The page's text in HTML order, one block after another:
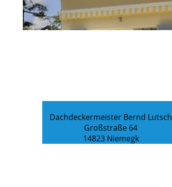
Dachdeckermeister Bernd Lutsch
Großstraße 64
14823 Niemegk